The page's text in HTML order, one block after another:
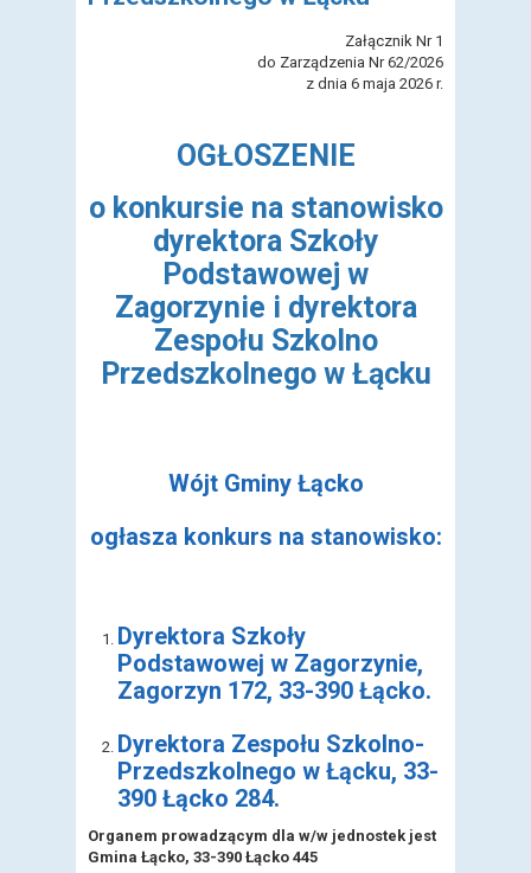
Załącznik Nr 1
do Zarządzenia Nr 62/2026
z dnia 6 maja 2026 r.
OGŁOSZENIE
o konkursie na stanowisko
dyrektora Szkoły
Podstawowej w
Zagorzynie i dyrektora
Zespołu Szkolno
Przedszkolnego w Łącku
Wójt Gminy Łącko
ogłasza konkurs na stanowisko:
Dyrektora Szkoły
Podstawowej w Zagorzynie,
Zagorzyn 172, 33-390 Łącko.
Dyrektora Zespołu Szkolno-
Przedszkolnego w Łącku, 33-
390 Łącko 284.
Organem prowadzącym dla w/w jednostek jest
Gmina Łącko, 33-390 Łącko 445